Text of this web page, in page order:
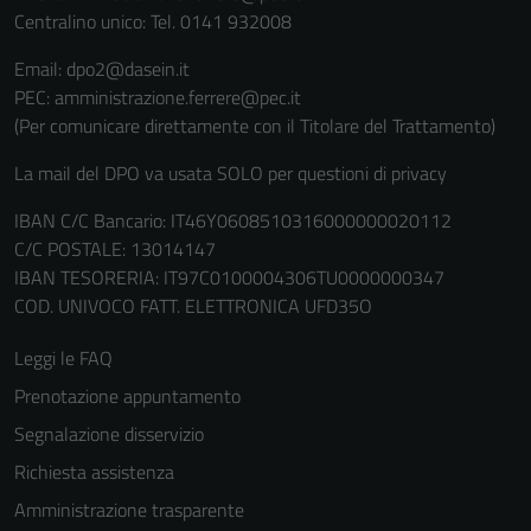
Centralino unico: Tel. 0141 932008
Email: dpo2@dasein.it
PEC: amministrazione.ferrere@pec.it
(Per comunicare direttamente con il Titolare del Trattamento)
La mail del DPO va usata SOLO per questioni di privacy
IBAN C/C Bancario: IT46Y0608510316000000020112
C/C POSTALE: 13014147
IBAN TESORERIA: IT97C0100004306TU0000000347
COD. UNIVOCO FATT. ELETTRONICA UFD35O
Leggi le FAQ
Prenotazione appuntamento
Segnalazione disservizio
Richiesta assistenza
Amministrazione trasparente